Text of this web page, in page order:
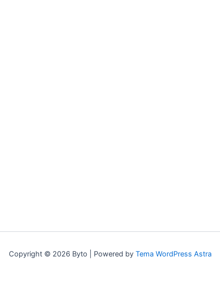
Copyright © 2026 Byto | Powered by Tema WordPress Astra